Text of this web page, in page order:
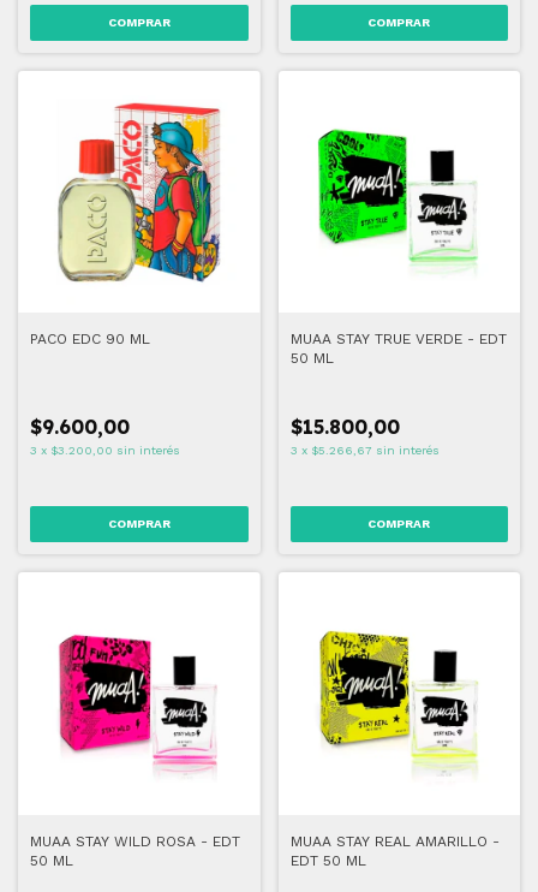
PACO EDC 90 ML
$9.600,00
3 x $3.200,00 sin interés
MUAA STAY TRUE VERDE - EDT
50 ML
$15.800,00
3 x $5.266,67 sin interés
MUAA STAY WILD ROSA - EDT
50 ML
MUAA STAY REAL AMARILLO -
EDT 50 ML